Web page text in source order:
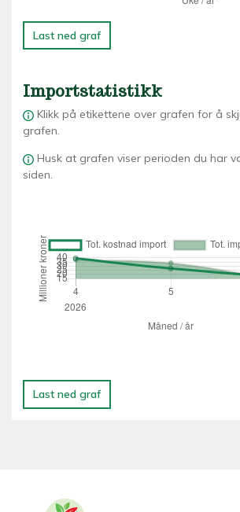
Last ned graf
Importstatistikk
Klikk på etikettene over grafen for å
grafen.
Husk at grafen viser perioden du har
siden.
Last ned graf